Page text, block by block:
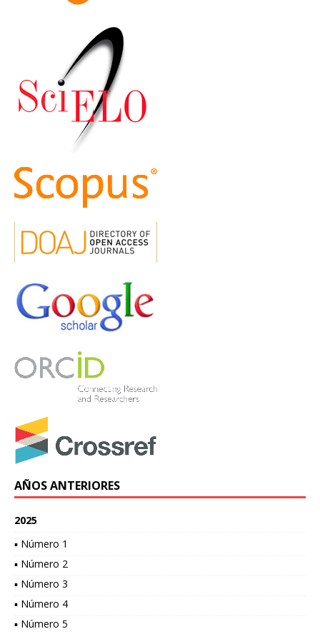
AÑOS ANTERIORES
2025
▪ Número 1
▪ Número 2
▪ Número 3
▪ Número 4
▪ Número 5